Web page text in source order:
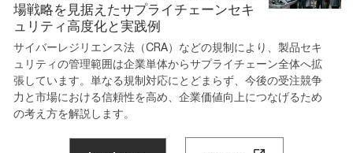
場戦略を見据えたサプライチェーンセキ
ュリティ高度化と実践例
サイバーレジリエンス法（CRA）などの規制により、製品セキ
ュリティの管理範囲は企業単体からサプライチェーン全体へ拡
張しています。単なる規制対応にとどまらず、今後の受注競争
力と市場における信頼性を高め、企業価値向上につなげるため
の考え方を解説します。